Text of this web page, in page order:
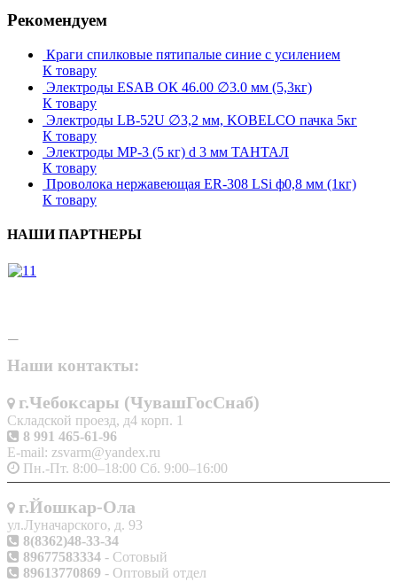
Рекомендуем
Краги спилковые пятипалые синие с усилением
К товару
Электроды ESAB ОК 46.00 ∅3.0 мм (5,3кг)
К товару
Электроды LB-52U ∅3,2 мм, KOBELCO пачка 5кг
К товару
Электроды МР-3 (5 кг) d 3 мм ТАНТАЛ
К товару
Проволока нержавеющая ER-308 LSi ф0,8 мм (1кг)
К товару
НАШИ ПАРТНЕРЫ
Наши контакты:
г.Чебоксары (ЧувашГосСнаб)
Складской проезд, д4 корп. 1
8 991 465-61-96
E-mail: zsvarm@yandex.ru
Пн.-Пт. 8:00–18:00 Сб. 9:00–16:00
г.Йошкар-Ола
ул.Луначарского, д. 93
8(8362)48-33-34
89677583334 - Сотовый
89613770869 - Оптовый отдел